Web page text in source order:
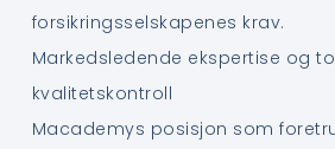
forsikringsselskapenes krav.
Markedsledende ekspertise og
kvalitetskontroll
Macademys posisjon som